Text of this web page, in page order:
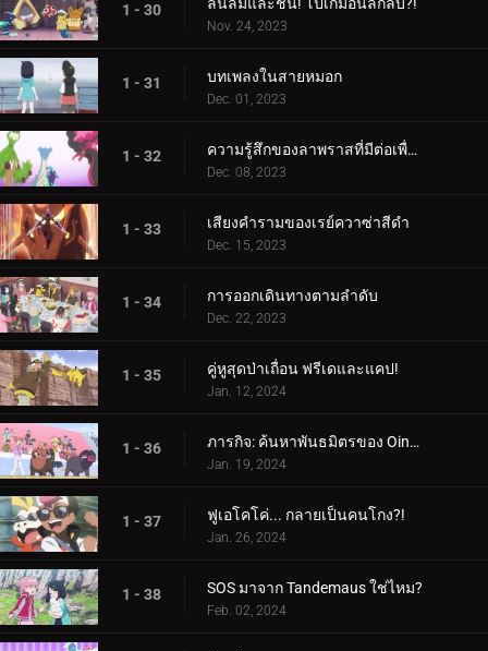
1 - 30
Nov. 24, 2023
1 - 31 บทเพลงในสายหมอก
Dec. 01, 2023
1 - 32 ความรู้สึกของลาพราสที่มีต่อเพื่อน
Dec. 08, 2023
1 - 33 เสียงคำรามของเรย์ควาซ่าสีดำ
Dec. 15, 2023
1 - 34 การออกเดินทางตามลำดับ
Dec. 22, 2023
1 - 35 คู่หูสุดป่าเถื่อน ฟรีเดและแคป!
Jan. 12, 2024
1 - 36 ภารกิจ: ค้นหาพันธมิตรของ Oinkologne!
Jan. 19, 2024
1 - 37 ฟูเอโคโค่... กลายเป็นคนโกง?!
Jan. 26, 2024
1 - 38 SOS มาจาก Tandemaus ใช่ไหม?
Feb. 02, 2024